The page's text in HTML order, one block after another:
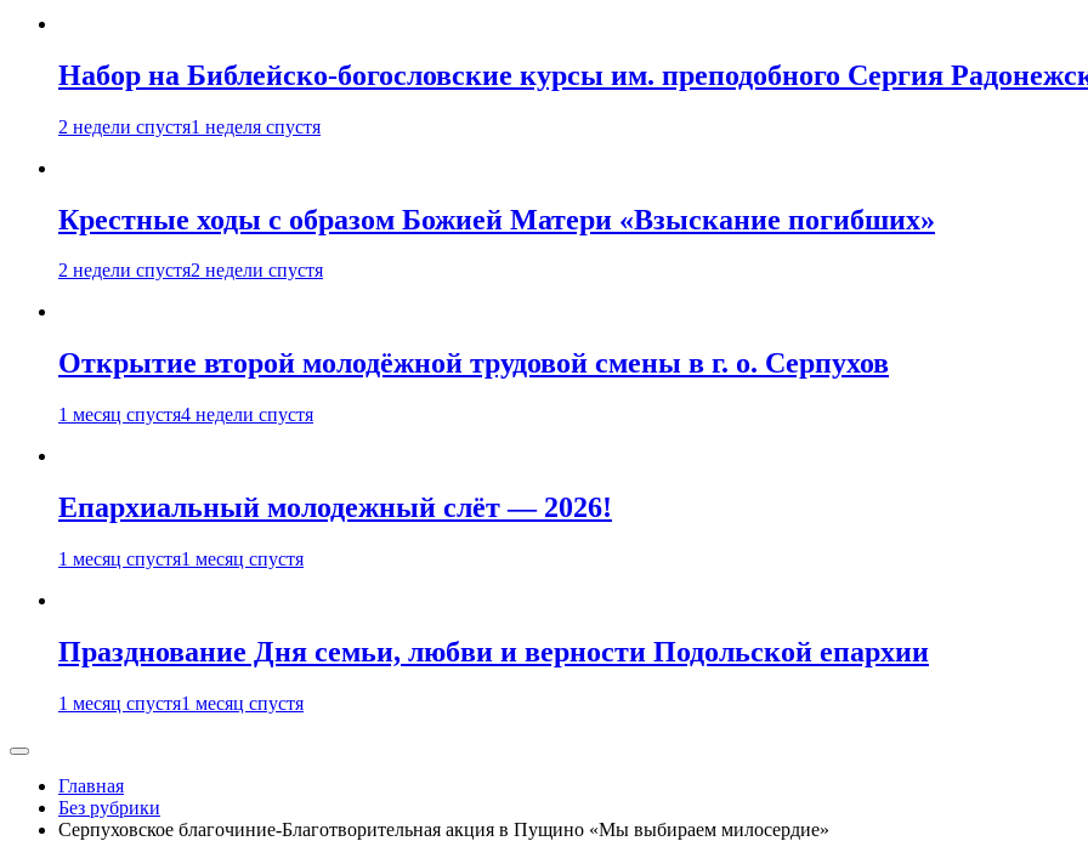
Набор на Библейско-богословские курсы им. преподобного Сергия
2 недели спустя1 неделя спустя
Крестные ходы с образом Божией Матери «Взыскание погибших»
2 недели спустя2 недели спустя
Открытие второй молодёжной трудовой смены в г. о. Серпухов
1 месяц спустя4 недели спустя
Епархиальный молодежный слёт — 2026!
1 месяц спустя1 месяц спустя
Празднование Дня семьи, любви и верности Подольской епархии
1 месяц спустя1 месяц спустя
Главная
Без рубрики
Серпуховское благочиние-Благотворительная акция в Пущино «Мы выбираем милосердие»